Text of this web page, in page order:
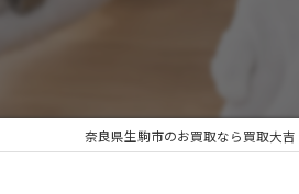
奈良県生駒市のお買取なら買取大